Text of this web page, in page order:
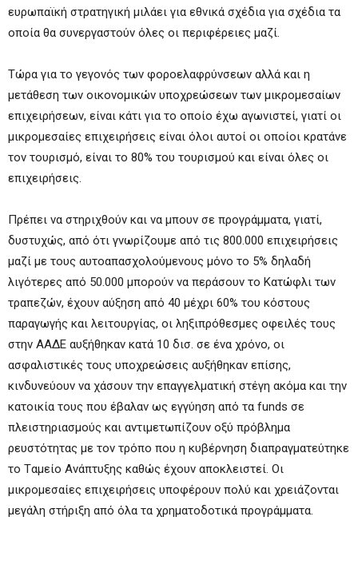
ευρωπαϊκή στρατηγική μιλάει για εθνικά σχέδια για σχέδια τα
οποία θα συνεργαστούν όλες οι περιφέρειες μαζί.
Τώρα για το γεγονός των φοροελαφρύνσεων αλλά και η
μετάθεση των οικονομικών υποχρεώσεων των μικρομεσαίων
επιχειρήσεων, είναι κάτι για το οποίο έχω αγωνιστεί, γιατί οι
μικρομεσαίες επιχειρήσεις είναι όλοι αυτοί οι οποίοι κρατάνε
τον τουρισμό, είναι το 80% του τουρισμού και είναι όλες οι
επιχειρήσεις.
Πρέπει να στηριχθούν και να μπουν σε προγράμματα, γιατί,
δυστυχώς, από ότι γνωρίζουμε από τις 800.000 επιχειρήσεις
μαζί με τους αυτοαπασχολούμενους μόνο το 5% δηλαδή
λιγότερες από 50.000 μπορούν να περάσουν το Κατώφλι των
τραπεζών, έχουν αύξηση από 40 μέχρι 60% του κόστους
παραγωγής και λειτουργίας, οι ληξιπρόθεσμες οφειλές τους
στην ΑΑΔΕ αυξήθηκαν κατά 10 δισ. σε ένα χρόνο, οι
ασφαλιστικές τους υποχρεώσεις αυξήθηκαν επίσης,
κινδυνεύουν να χάσουν την επαγγελματική στέγη ακόμα και την
κατοικία τους που έβαλαν ως εγγύηση από τα funds σε
πλειστηριασμούς και αντιμετωπίζουν οξύ πρόβλημα
ρευστότητας με τον τρόπο που η κυβέρνηση διαπραγματεύτηκε
το Tαμείο Aνάπτυξης καθώς έχουν αποκλειστεί. Οι
μικρομεσαίες επιχειρήσεις υποφέρουν πολύ και χρειάζονται
μεγάλη στήριξη από όλα τα χρηματοδοτικά προγράμματα.